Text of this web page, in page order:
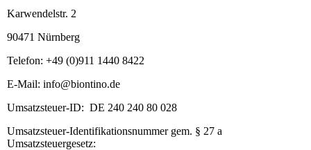
Karwendelstr. 2
90471 Nürnberg
Telefon: +49 (0)911 1440 8422
E-Mail: info@biontino.de
Umsatzsteuer-ID: DE 240 240 80 028
Umsatzsteuer-Identifikationsnummer gem. § 27 a
Umsatzsteuergesetz: